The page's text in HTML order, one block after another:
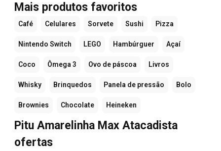
Mais produtos favoritos
Café Celulares Sorvete Sushi Pizza
Nintendo Switch LEGO Hambúrguer Açaí
Coco Ômega 3 Ovo de páscoa Livros
Whisky Brinquedos Panela de pressão Bolo
Brownies Chocolate Heineken
Pitu Amarelinha Max Atacadista
ofertas